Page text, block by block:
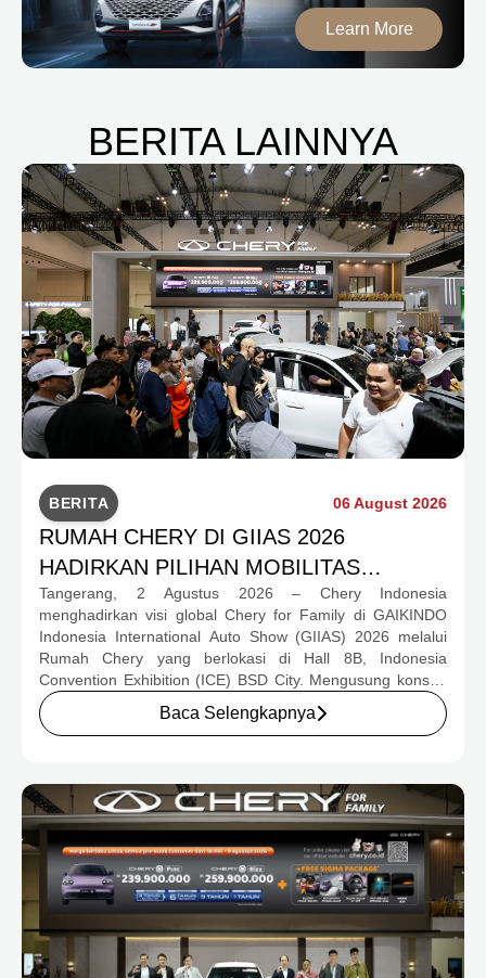
Learn More
BERITA LAINNYA
BERITA 06 August 2026
RUMAH CHERY DI GIIAS 2026
HADIRKAN PILIHAN MOBILITAS
LENGKAP DAN PROGRAM APRESIASI
KONSUMEN BERNILAI HAMPIR RP1
MILIAR
Tangerang, 2 Agustus 2026 – Chery Indonesia
menghadirkan visi global Chery for Family di GAIKINDO
Indonesia International Auto Show (GIIAS) 2026 melalui
Rumah Chery yang berlokasi di Hall 8B, Indonesia
Convention Exhibition (ICE) BSD City. Mengusung konsep
rumah yang hangat dan inklusif, Chery menghadirkan
pengalaman menyeluruh bagi keluarga Indonesia melalui
program apresiasi untuk konsumen.
Baca Selengkapnya